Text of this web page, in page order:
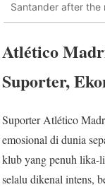
Santander after the
Atlético
Suporter,
Suporter Atlético
emosional di dunia
klub yang penuh lika-
selalu dikenal intens,